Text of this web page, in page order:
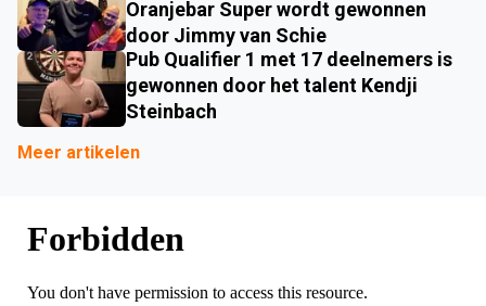
Oranjebar Super wordt gewonnen
door Jimmy van Schie
Pub Qualifier 1 met 17 deelnemers is
gewonnen door het talent Kendji
Steinbach
Meer artikelen